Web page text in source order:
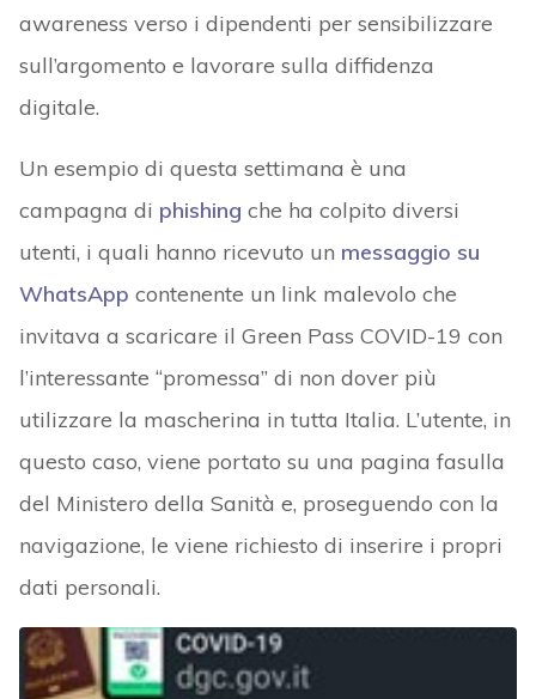
awareness verso i dipendenti per sensibilizzare
sull’argomento e lavorare sulla diffidenza
digitale.
Un esempio di questa settimana è una
campagna di phishing che ha colpito diversi
utenti, i quali hanno ricevuto un messaggio su
WhatsApp contenente un link malevolo che
invitava a scaricare il Green Pass COVID-19 con
l’interessante “promessa” di non dover più
utilizzare la mascherina in tutta Italia. L’utente, in
questo caso, viene portato su una pagina fasulla
del Ministero della Sanità e, proseguendo con la
navigazione, le viene richiesto di inserire i propri
dati personali.